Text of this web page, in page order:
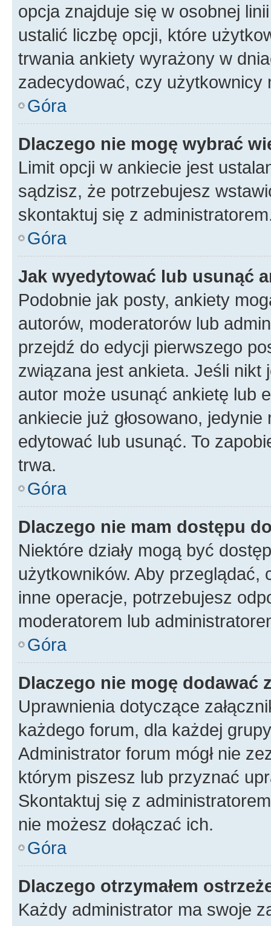
opcja znajduje się w osobnej
ustalić liczbę opcji, które
trwania ankiety wyrażony w
zadecydować, czy użytkownicy
Góra
Dlaczego nie mogę wybrać
Limit opcji w ankiecie jest
sądzisz, że potrzebujesz
skontaktuj się z
Góra
Jak wyedytować lub usunąć
Podobnie jak posty, ankiety
autorów, moderatorów lub
przejdź do edycji pierwszego
związana jest ankieta. Jeśli nikt
autor może usunąć ankietę lub
ankiecie już głosowano,
edytować lub usunąć. To
trwa.
Góra
Dlaczego nie mam dostępu
Niektóre działy mogą być
użytkowników. Aby
inne operacje, potrzebujesz
moderatorem lub
Góra
Dlaczego nie mogę dodawać
Uprawnienia dotyczące
każdego forum, dla każdej
Administrator forum mógł nie
którym piszesz lub przyznać
Skontaktuj się z
nie możesz dołączać ich.
Góra
Dlaczego otrzymałem
Każdy administrator ma swoje